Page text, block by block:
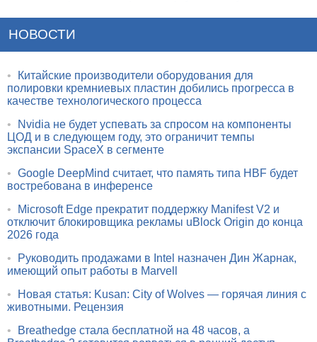
НОВОСТИ
•
Китайские производители оборудования для
полировки кремниевых пластин добились прогресса в
качестве технологического процесса
•
Nvidia не будет успевать за спросом на компоненты
ЦОД и в следующем году, это ограничит темпы
экспансии SpaceX в сегменте
• Google DeepMind считает, что память типа HBF будет
востребована в инференсе
•
Microsoft Edge прекратит поддержку Manifest V2 и
отключит блокировщика рекламы uBlock Origin до конца
2026 года
•
Руководить продажами в Intel назначен Дин Жарнак,
имеющий опыт работы в Marvell
•
Новая статья: Kusan: City of Wolves — горячая линия с
животными. Рецензия
•
Breathedge стала бесплатной на 48 часов, а